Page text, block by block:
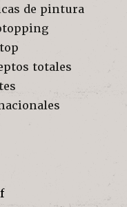
de pintura
totales